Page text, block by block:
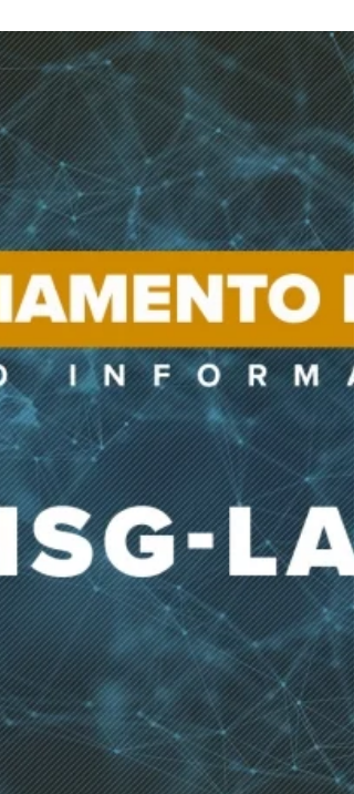
O Globo Ricardo Salles define nesta semana o
substituto de Homero Cerqueira na...